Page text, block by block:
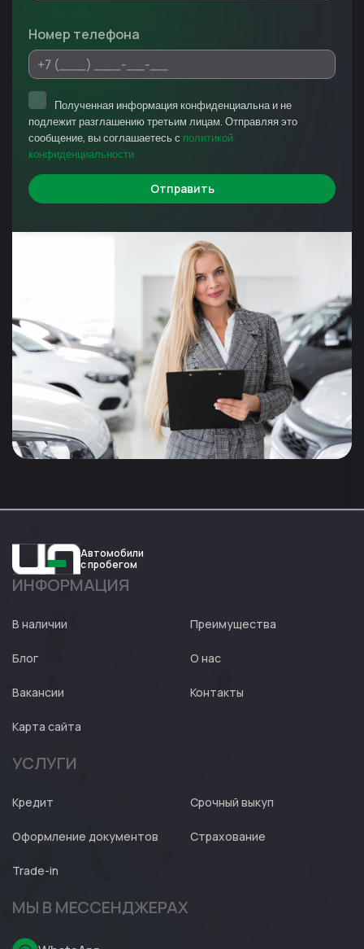
Номер телефона
Отправить
Полученная информация конфиденциальна и не
подлежит разглашению третьим лицам. Отправляя это
сообщение, вы соглашаетесь с политикой
конфиденциальности
Авто
Автомобили
с пробегом
ИНФОРМАЦИЯ
В наличии Преимущества
Блог О нас
Вакансии Контакты
Карта сайта
УСЛУГИ
Кредит Срочный выкуп
Оформление документов Страхование
Trade-in
МЫ В МЕССЕНДЖЕРАХ